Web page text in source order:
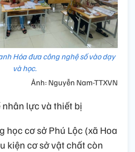
Hóa đưa công nghệ số vào dạy
và học.
Ảnh: Nguyễn Nam-TTXVN
lực và thiết bị
học cơ sở Phú Lộc (xã Hoa
kiện cơ sở vật chất còn